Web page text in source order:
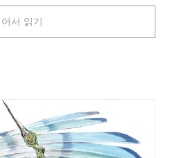
yourself having a reliable
on a journey filled with the
would you like them to
of magicians. Enjoy!
서 읽기